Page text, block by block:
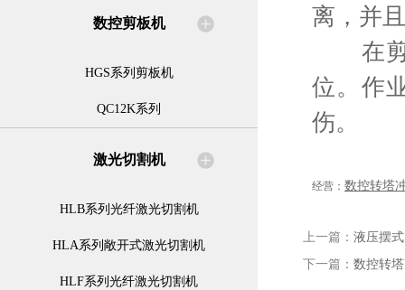
数控剪板机
HGS系列剪板机
QC12K系列
激光切割机
HLB系列光纤激光切割机
HLA系列敞开式激光切割机
HLF系列光纤激光切割机
离，并
在剪
位。作
伤。
经营： 数控转塔
上一篇： 液压摆
下一篇： 数控转